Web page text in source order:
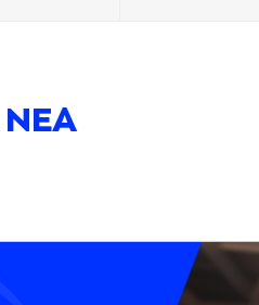
ΝΕA